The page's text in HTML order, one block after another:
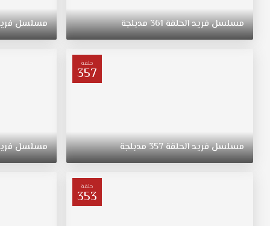
عائلة
غنية
من
مدبلج
الحلقة
مسلسلفريدالحلقة361مدبلجة مسلسل
حلقة
357
مسلسلفريدالحلقة357مدبلجة مسلسل
حلقة
353